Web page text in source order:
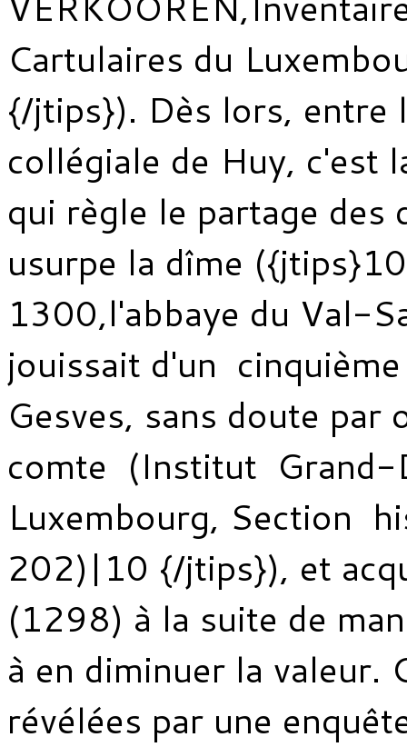
Cartulaires du
{/jtips}). Dès lors, entre
collégiale de Huy, c'est
qui règle le partage des
usurpe la dîme
1300,l'abbaye du Val-
jouissait d'un
Gesves, sans doute
comte (Institut Grand-
Luxembourg, Section
202)|10 {/jtips}), et
(1298) à la suite de
à en diminuer la valeur.
révélées par une